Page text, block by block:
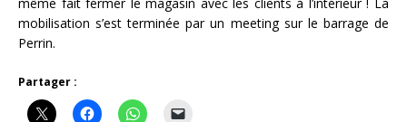
mobilisation s’est terminée par un meeting sur le barrage de
Perrin.
Partager :